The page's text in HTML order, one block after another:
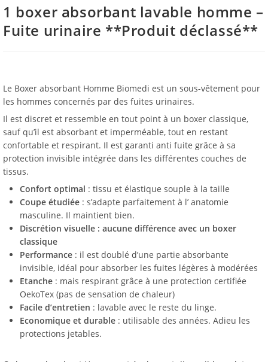
1 boxer absorbant lavable homme –
Fuite urinaire **Produit déclassé**
Le Boxer absorbant Homme Biomedi est un sous-vêtement pour
les hommes concernés par des fuites urinaires.
Il est discret et ressemble en tout point à un boxer classique,
sauf qu’il est absorbant et imperméable, tout en restant
confortable et respirant. Il est garanti anti fuite grâce à sa
protection invisible intégrée dans les différentes couches de
tissus.
Confort optimal : tissu et élastique souple à la taille
Coupe étudiée : s’adapte parfaitement à l’ anatomie
masculine. Il maintient bien.
Discrétion visuelle : aucune différence avec un boxer
classique
Performance : il est doublé d’une partie absorbante
invisible, idéal pour absorber les fuites légères à modérées
Etanche : mais respirant grâce à une protection certifiée
OekoTex (pas de sensation de chaleur)
Facile d’entretien : lavable avec le reste du linge.
Economique et durable : utilisable des années. Adieu les
protections jetables.